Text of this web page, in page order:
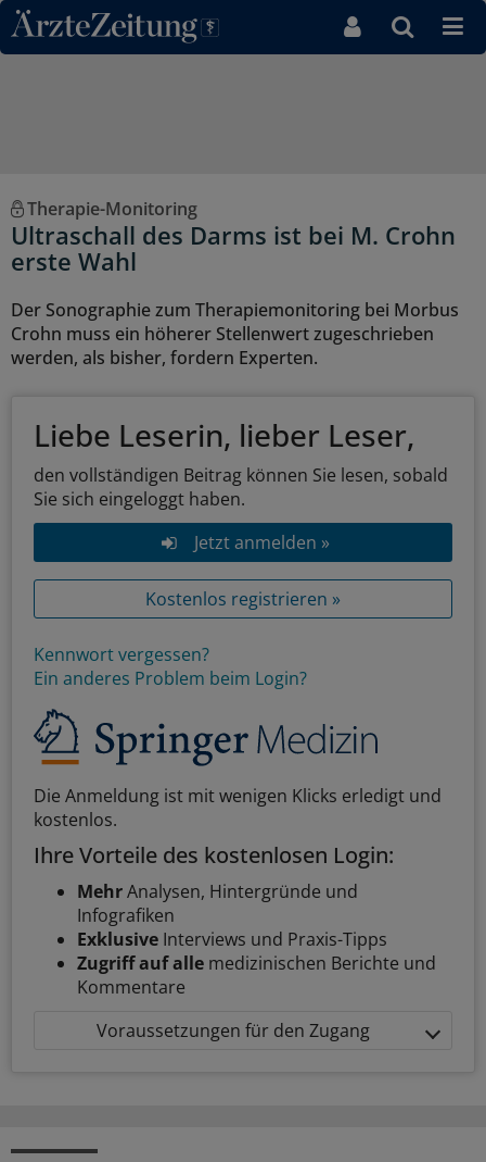
Direkt zum Inhaltsbereich
Therapie-Monitoring
Ultraschall des Darms ist bei M. Crohn
erste Wahl
Der Sonographie zum Therapiemonitoring bei Morbus
Crohn muss ein höherer Stellenwert zugeschrieben
werden, als bisher, fordern Experten.
Liebe Leserin, lieber Leser,
den vollständigen Beitrag können Sie lesen, sobald
Sie sich eingeloggt haben.
Jetzt anmelden »
Kostenlos registrieren »
Kennwort vergessen?
Ein anderes Problem beim Login?
Die Anmeldung ist mit wenigen Klicks erledigt und
kostenlos.
Ihre Vorteile des kostenlosen Login:
MehrAnalysen, Hintergründe und
Infografiken
Exklusive Interviews und Praxis-Tipps
Zugriff auf alle medizinischen Berichte und
Kommentare
Voraussetzungen für den Zugang